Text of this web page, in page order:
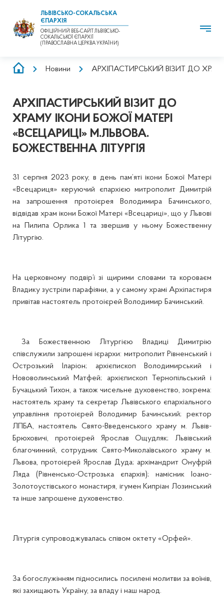
ЛЬВІВСЬКО-СОКАЛЬСЬКА
ЄПАРХІЯ
ОФІЦІЙНИЙ ВЕБ-САЙТ ЛЬВІВСЬКО-
СОКАЛЬСЬКОЇ ЄПАРХІЇ
(ПРАВОСЛАВНА ЦЕРКВА УКРАЇНИ)
РЯДОК
Новини АРХІПАСТИРСЬКИЙ ВІЗИТ ДО
АРХІПАСТИРСЬКИЙ ВІЗИТ ДО
ХРАМУ ІКОНИ БОЖОЇ МАТЕРІ
«ВСЕЦАРИЦІ» М.ЛЬВОВА.
БОЖЕСТВЕННА ЛІТУРГІЯ
31 серпня 2023 року, в день пам’яті ікони Божої Матері
«Всецариця» керуючий єпархією митрополит Димитрій
на запрошення протоієрея Володимира Бачинського,
відвідав храм ікони Божої Матері «Всецариці», що у Львові
на Пилипа Орлика 1 та звершив у ньому Божественну
Літургію.
На церковному подвір’ї зі щирими словами та короваєм
Владику зустріли парафіяни, а у самому храмі Архіпастиря
привітав настоятель протоієрей Володимир Бачинський.
За Божественною Літургією Владиці Димитрію
співслужили запрошені ієрархи: митрополит Рівненський і
Острозький Іларіон; архієпископ Володимирський і
Нововолинський Матфей; архієпископ Тернопільський і
Бучацький Тихон, а також чисельне духовенство, зокрема:
настоятель храму та секретар Львівського єпархіального
управління протоієрей Володимир Бачинський; ректор
ЛПБА, настоятель Свято-Введенського храму м. Львів-
Брюховичі, протоієрей Ярослав Ощудляк; Львівський
благочинний, сотрудник Свято-Миколаївського храму м.
Львова, протоієрей Ярослав Дуда; архімандрит Онуфрій
Ляда (Рівненсько-Острозька єпархія); намісник Іоано-
Золотоустівського монастиря, ігумен Кипріан Лозинський
та інше запрошене духовенство.
Літургія супроводжувалась співом октету «Орфей».
За богослужінням підносились посилені молитви за воїнів,
які захищають Україну, за владу і наш народ.